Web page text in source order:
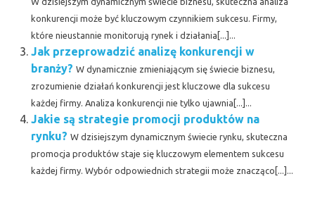
konkurencji może być kluczowym czynnikiem sukcesu. Firmy,
które nieustannie monitorują rynek i działania[...]...
Jak przeprowadzić analizę konkurencji w
branży? W dynamicznie zmieniającym się świecie biznesu,
zrozumienie działań konkurencji jest kluczowe dla sukcesu
każdej firmy. Analiza konkurencji nie tylko ujawnia[...]...
Jakie są strategie promocji produktów na
rynku? W dzisiejszym dynamicznym świecie rynku, skuteczna
promocja produktów staje się kluczowym elementem sukcesu
każdej firmy. Wybór odpowiednich strategii może znacząco[...]...